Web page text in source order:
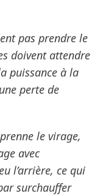
pas prendre le
doivent attendre
puissance à la
perte de
le virage,
avec
l’arrière, ce qui
surchauffer